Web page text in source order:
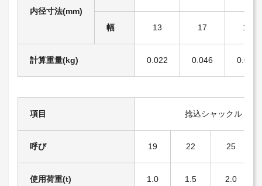
内径寸法(mm)
幅 13 17 18
計算重量(kg) 0.022 0.046 0.072
項目 捻込シャックル
呼び 19 22 25
使用荷重(t) 1.0 1.5 2.0